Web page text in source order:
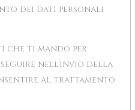
dei dati personali
che ti mando per
nell'invio della
al trattamento